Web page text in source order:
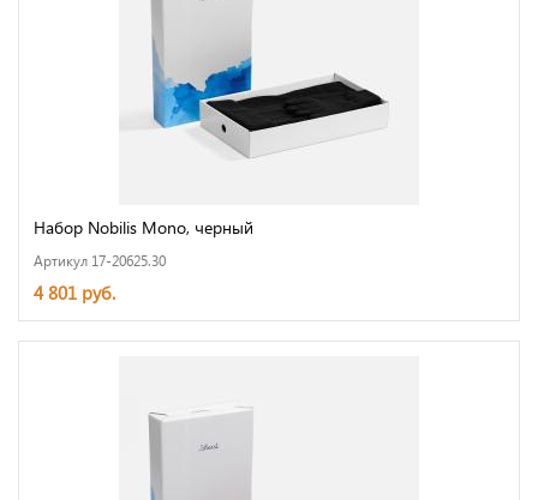
Набор Nobilis Mono, черный
Артикул 17-20625.30
4 801 руб.